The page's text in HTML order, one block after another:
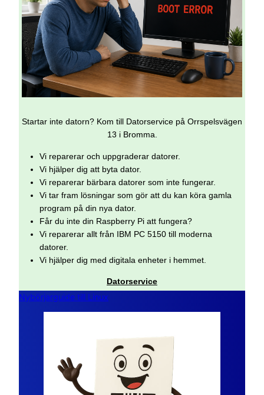
Startar inte datorn? Kom till Datorservice på Orrspelsvägen
13 i Bromma.
Vi reparerar och uppgraderar datorer.
Vi hjälper dig att byta dator.
Vi reparerar bärbara datorer som inte fungerar.
Vi tar fram lösningar som gör att du kan köra gamla
program på din nya dator.
Får du inte din Raspberry Pi att fungera?
Vi reparerar allt från IBM PC 5150 till moderna
datorer.
Vi hjälper dig med digitala enheter i hemmet.
Datorservice
Nybörjarguide till Linux